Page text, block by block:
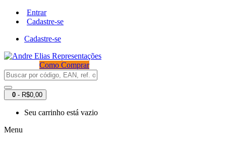
Entrar
Cadastre-se
Cadastre-se
Como Comprar
0 - R$0,00
Seu carrinho está vazio
Menu